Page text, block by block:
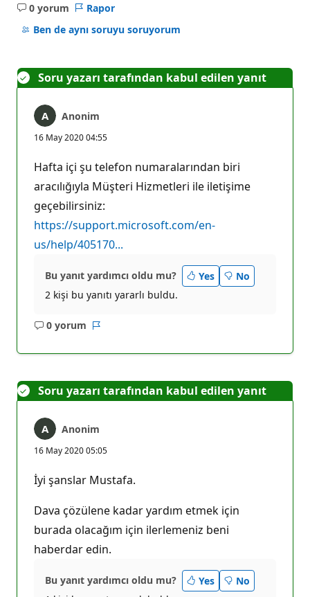
0 yorum
Açıklama
yok
Rapor
Ben de aynı soruyu soruyorum
Soru yazarı tarafından kabul edilen yanıt
Anonim
16 May 2020 04:55
Hafta içi şu telefon numaralarından biri
aracılığıyla Müşteri Hizmetleri ile iletişime
geçebilirsiniz:
https://support.microsoft.com/en-
us/help/405170...
Bu yanıt yardımcı oldu mu? Yes
No
2 kişi bu yanıtı yararlı buldu.
0 yorum
Açıklama
Soru yazarı tarafından kabul edilen yanıt
Anonim
16 May 2020 05:05
İyi şanslar Mustafa.
Dava çözülene kadar yardım etmek için
burada olacağım için ilerlemeniz beni
haberdar edin.
Bu yanıt yardımcı oldu mu? Yes
No